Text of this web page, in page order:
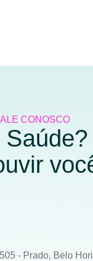
CONOSCO
- Prado, Belo